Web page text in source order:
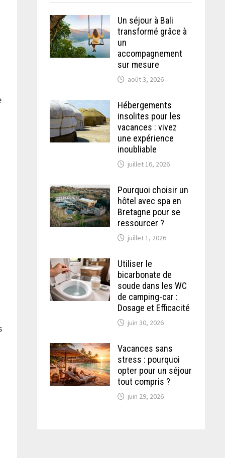
Un séjour à Bali
transformé grâce à
un
accompagnement
sur mesure
août 3, 2026
Hébergements
insolites pour les
vacances : vivez
une expérience
inoubliable
juillet 16, 2026
Pourquoi choisir un
hôtel avec spa en
Bretagne pour se
ressourcer ?
juillet 1, 2026
Utiliser le
bicarbonate de
soude dans les WC
de camping-car :
Dosage et Efficacité
juin 30, 2026
Vacances sans
stress : pourquoi
opter pour un séjour
tout compris ?
juin 29, 2026